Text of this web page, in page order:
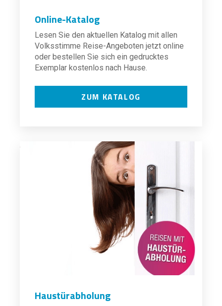
Online-Katalog
Lesen Sie den aktuellen Katalog mit allen
Volksstimme Reise-Angeboten jetzt online
oder bestellen Sie sich ein gedrucktes
Exemplar kostenlos nach Hause.
ZUM KATALOG
Haustürabholung